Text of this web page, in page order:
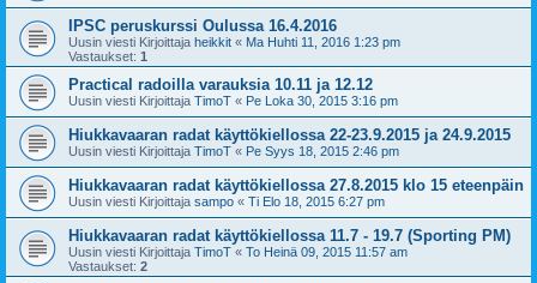
IPSC peruskurssi Oulussa 16.4.2016
Uusin viesti Kirjoittaja heikkit « Ma Huhti 11, 2016 1:23 pm
Vastaukset: 1
Practical radoilla varauksia 10.11 ja 12.12
Uusin viesti Kirjoittaja TimoT « Pe Loka 30, 2015 3:16 pm
Hiukkavaaran radat käyttökiellossa 22-23.9.2015 ja 24.9.2015
Uusin viesti Kirjoittaja TimoT « Pe Syys 18, 2015 2:46 pm
Hiukkavaaran radat käyttökiellossa 27.8.2015 klo 15 eteenpäin
Uusin viesti Kirjoittaja sampo « Ti Elo 18, 2015 6:27 pm
Hiukkavaaran radat käyttökiellossa 11.7 - 19.7 (Sporting PM)
Uusin viesti Kirjoittaja TimoT « To Heinä 09, 2015 11:57 am
Vastaukset: 2